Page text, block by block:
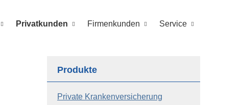
Privatkunden Firmenkunden Service
Produkte
Private Kranken­ver­si­che­rung